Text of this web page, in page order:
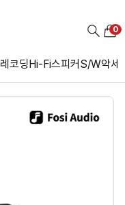
레코딩Hi-Fi스피커S/W악세
0